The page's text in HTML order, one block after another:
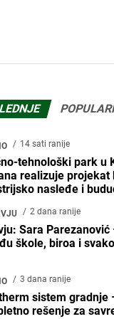
14 sati ranije
tehnološki park u
realizuje projekat
nasleđe i
2 dana ranije
Sara
škole, biroa i
3 dana ranije
sistem gradnje
rešenje za